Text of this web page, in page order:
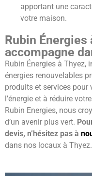
apportant une
votre maison.
Rubin Énergies
accompagne
Rubin Énergies à
énergies renouvelables
produits et services pour
l’énergie et à réduire
Rubin Energies, nous
d’un avenir plus vert.
devis, n’hésitez pas à
dans nos locaux à Thyez.